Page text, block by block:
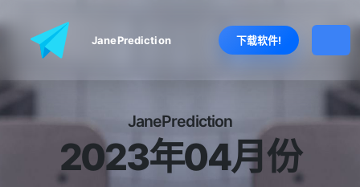
JanePrediction 下载软件!
JanePrediction
2023年04月份